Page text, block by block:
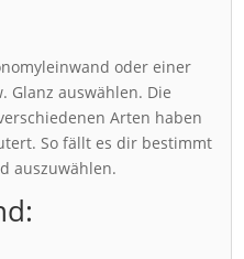
oder einer
Glanz auswählen. Die
Arten haben
So fällt es dir bestimmt
auszuwählen.